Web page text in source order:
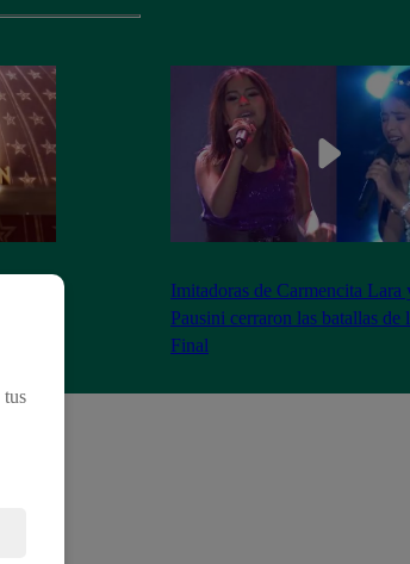
Imitadoras de Carmencita Lara
Pausini cerraron las batallas de
Final
tus